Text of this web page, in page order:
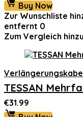
Buy Now
Zur Wunschliste
entfernt 0
Zum Vergleich
TESSAN
€31.99